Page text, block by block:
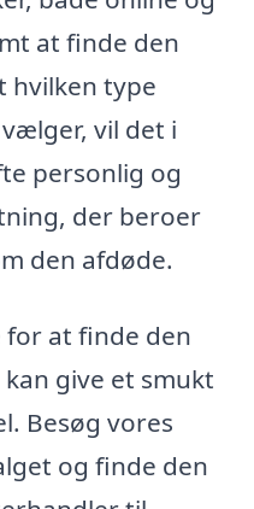
at finde den
hvilken type
vil det i
personlig og
der beroer
den afdøde.
at finde den
give et smukt
Besøg vores
og finde den